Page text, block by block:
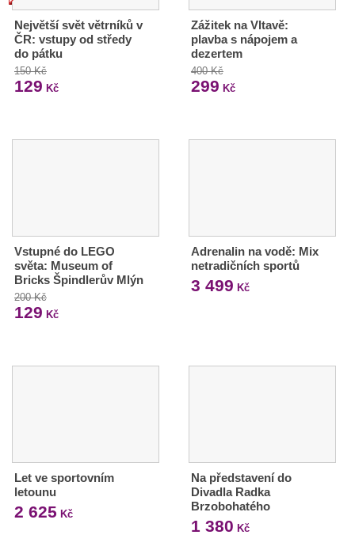
Největší svět větrníků v
ČR: vstupy od středy
do pátku
150 Kč
129 Kč
Zážitek na Vltavě:
plavba s nápojem a
dezertem
400 Kč
299 Kč
Vstupné do LEGO
světa: Museum of
Bricks Špindlerův Mlýn
200 Kč
129 Kč
Adrenalin na vodě: Mix
netradičních sportů
3 499 Kč
Let ve sportovním
letounu
2 625 Kč
Na představení do
Divadla Radka
Brzobohatého
1 380 Kč